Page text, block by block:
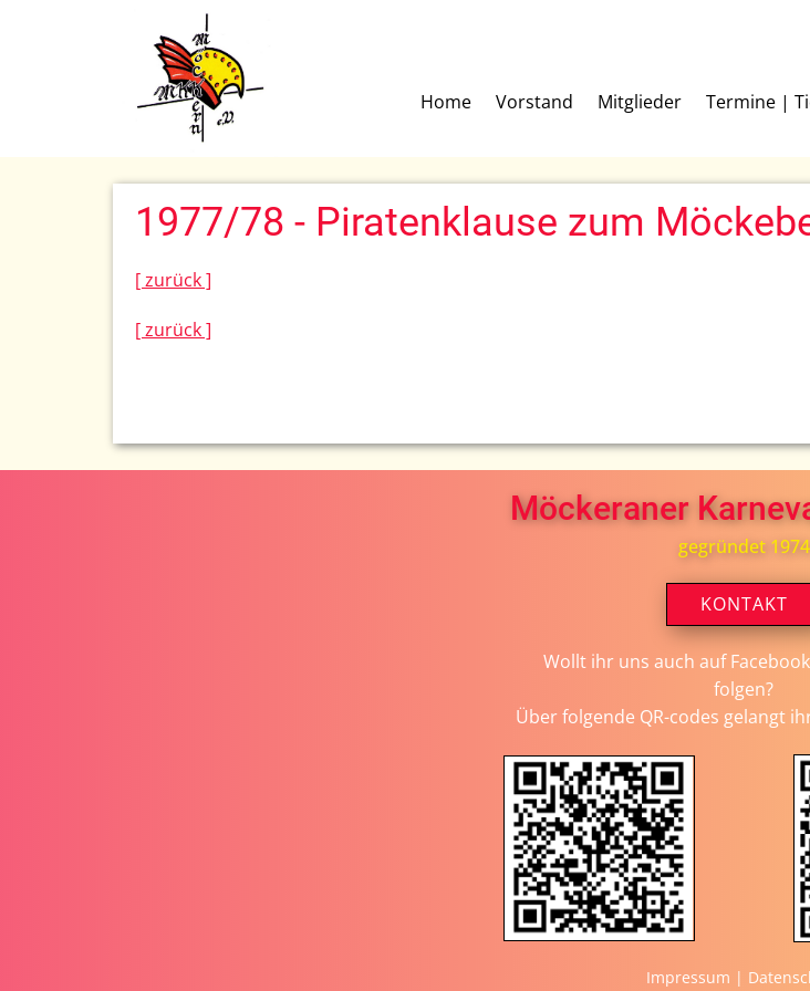
Home Vorstand Mitglieder Termine |
1977/78 - Piratenklause zum
[ zurück ]
[ zurück ]
Möckeraner
gegründet 1974
KONTAKT
Wollt ihr uns auch auf
folgen?
Über folgende QR-codes gelangt
Impressum |